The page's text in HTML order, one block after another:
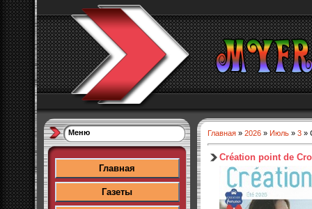
Меню
Главная
Газеты
Главная » 2026 » Июль » 3 »
Création point de